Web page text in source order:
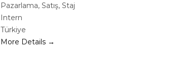
Pazarlama Satış Staj
Intern
Türkiye
More Details